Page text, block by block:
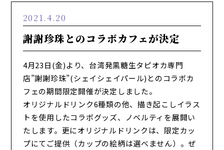
2021.4.20
謝謝珍珠とのコラボカフェが決定
4月23日(金)より、台湾発黒糖生タピオカ専門
店”謝謝珍珠”(シェイシェイパール)とのコラボカ
フェの期間限定開催が決定しました。
オリジナルドリンク6種類の他、描き起こしイラス
トを使用したコラボグッズ、ノベルティを展開い
たします。更にオリジナルドリンクは、限定カッ
プにてご提供（カップの絵柄は選べません）。ぜ